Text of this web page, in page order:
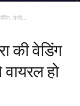
तेजी...
की वेडिंग
हो